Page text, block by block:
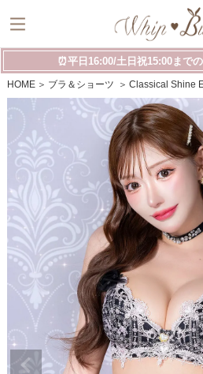
⏰平日16:00/土日祝15:00まで
HOME ブラ＆ショーツ Classical Shine